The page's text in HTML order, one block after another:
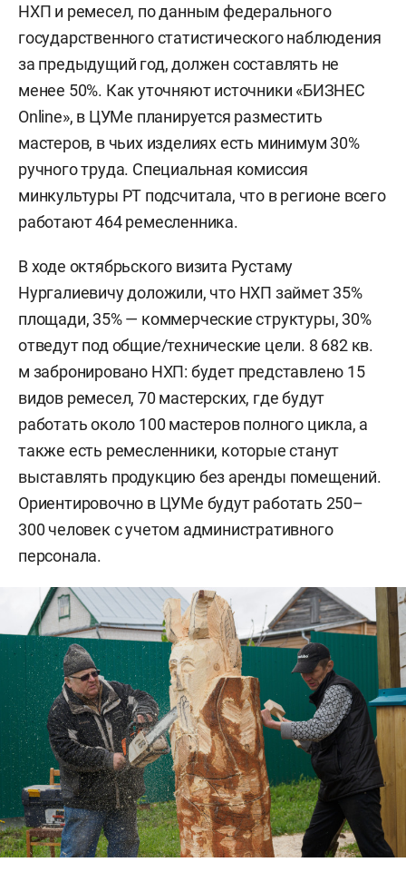
НХП и ремесел, по данным федерального
государственного статистического наблюдения
за предыдущий год, должен составлять не
менее 50%. Как уточняют источники «БИЗНЕС
Online», в ЦУМе планируется разместить
мастеров, в чьих изделиях есть минимум 30%
ручного труда. Специальная комиссия
минкультуры РТ подсчитала, что в регионе всего
работают 464 ремесленника.
В ходе октябрьского визита Рустаму
Нургалиевичу доложили, что НХП займет 35%
площади, 35% — коммерческие структуры, 30%
отведут под общие/технические цели. 8 682 кв.
м забронировано НХП: будет представлено 15
видов ремесел, 70 мастерских, где будут
работать около 100 мастеров полного цикла, а
также есть ремесленники, которые станут
выставлять продукцию без аренды помещений.
Ориентировочно в ЦУМе будут работать 250–
300 человек с учетом административного
персонала.